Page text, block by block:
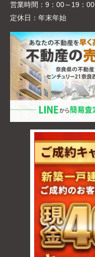
営業時間： 9：00～19：00
定休日： 年末年始